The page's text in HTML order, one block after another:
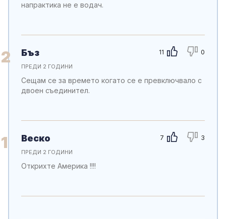
напрактика не е водач.
2 11 0
Бъз
ПРЕДИ 2 ГОДИНИ
Сещам се за времето когато се е превключвало с
двоен съединител.
1 7 3
Веско
ПРЕДИ 2 ГОДИНИ
Открихте Америка !!!!